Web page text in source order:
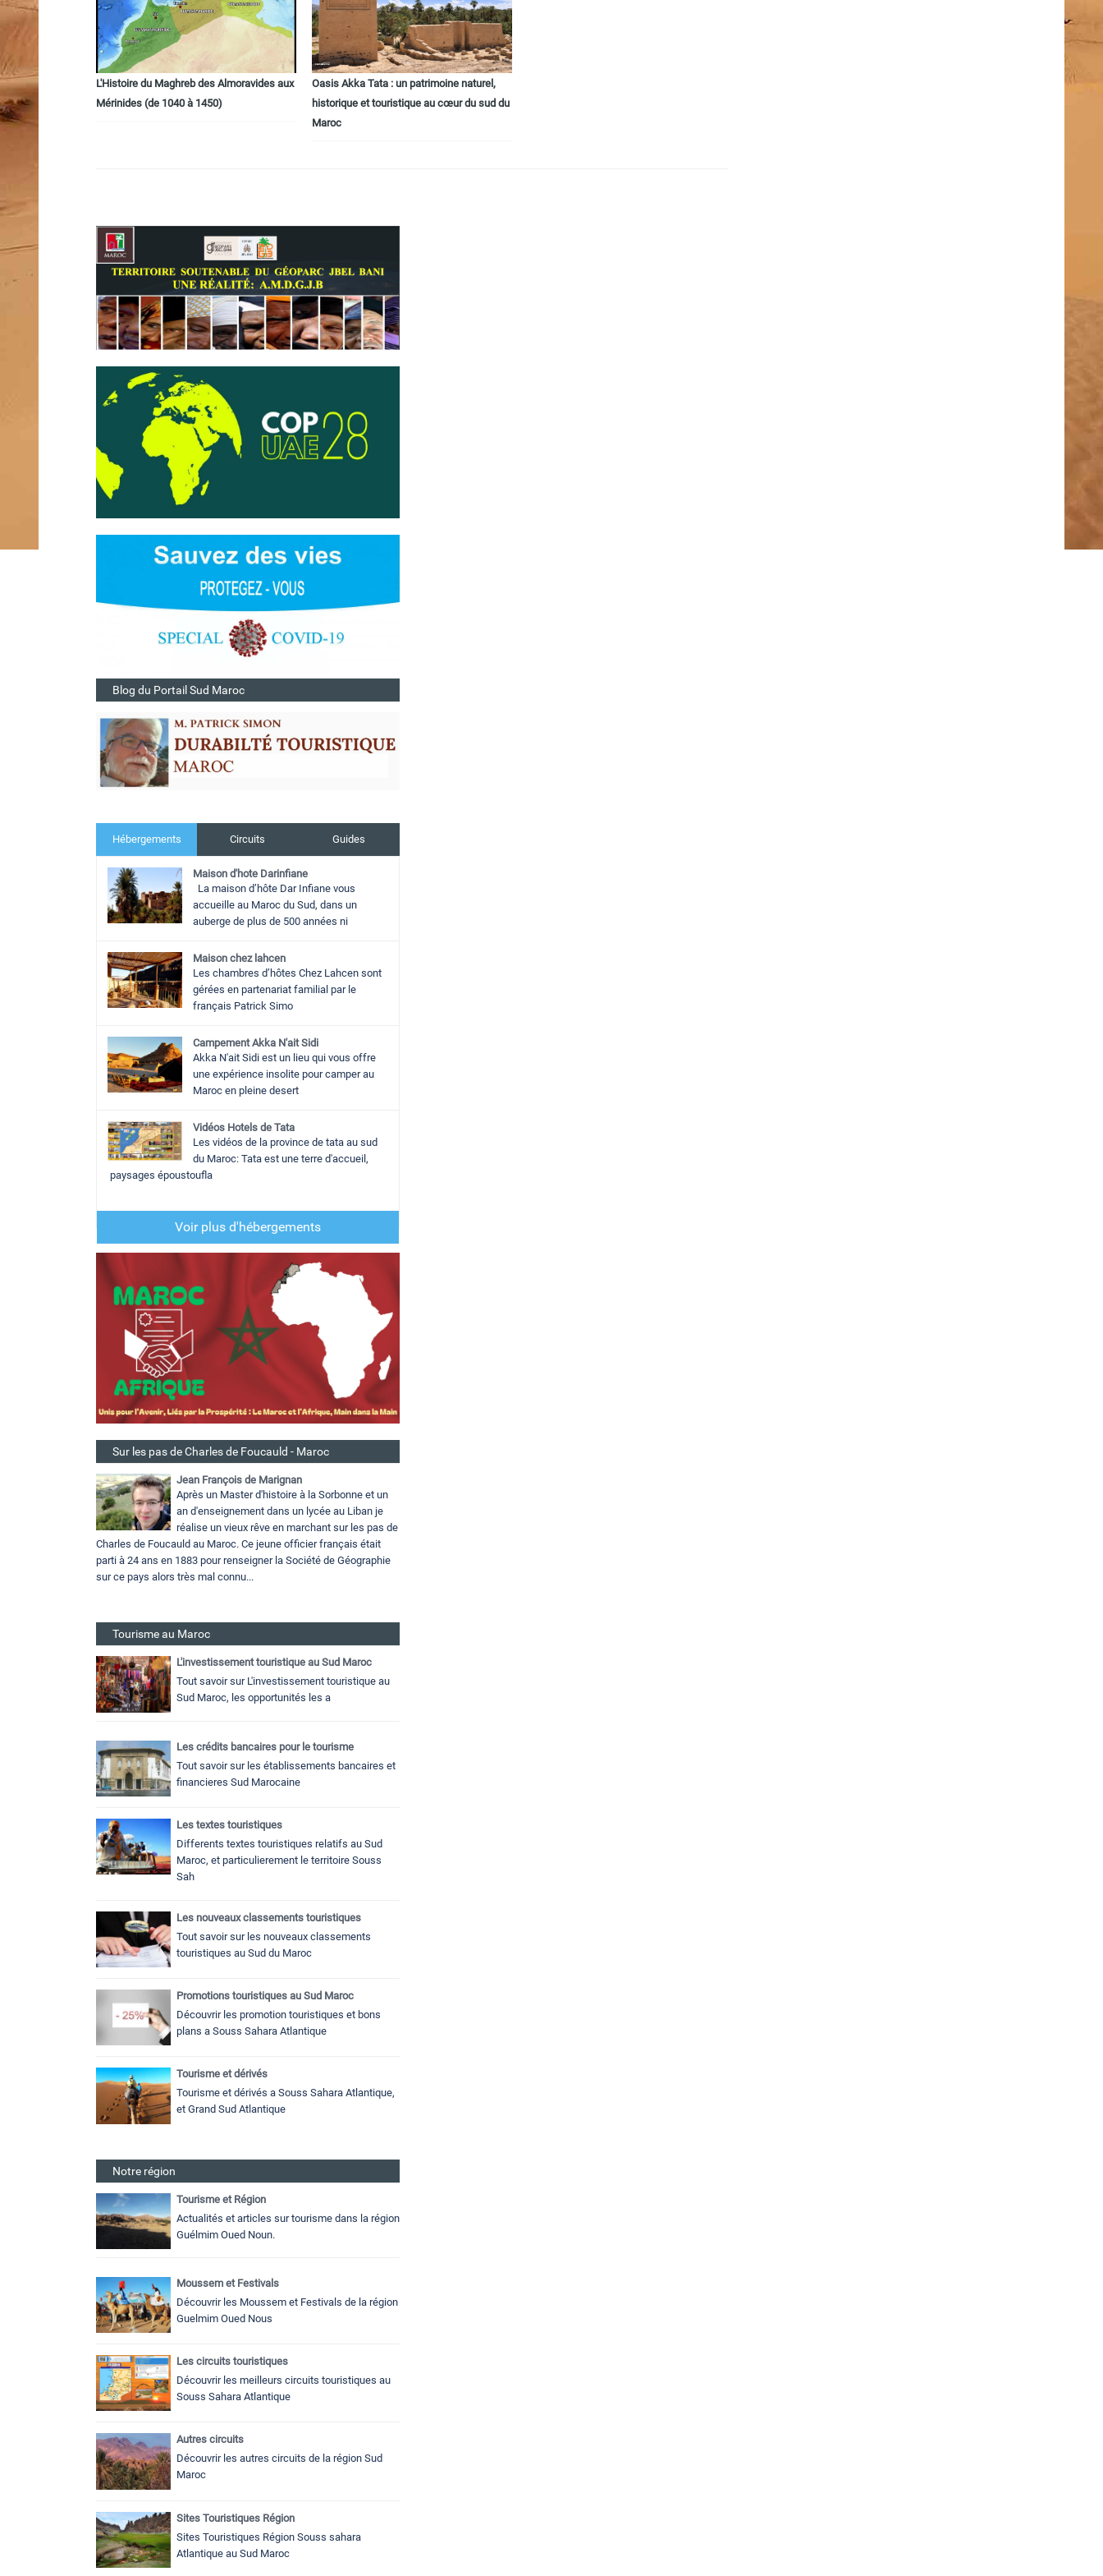
L'Histoire du Maghreb des Almoravides aux
Mérinides (de 1040 à 1450)
Oasis Akka Tata : un patrimoine naturel,
historique et touristique au cœur du sud du
Maroc
Blog du Portail Sud Maroc
Hébergements Circuits Guides
Maison d'hote Darinfiane
La maison d’hôte Dar Infiane vous
accueille au Maroc du Sud, dans un
auberge de plus de 500 années ni
Maison chez lahcen
Les chambres d’hôtes Chez Lahcen sont
gérées en partenariat familial par le
français Patrick Simo
Campement Akka N'ait Sidi
Akka N'ait Sidi est un lieu qui vous offre
une expérience insolite pour camper au
Maroc en pleine desert
Vidéos Hotels de Tata
Les vidéos de la province de tata au sud
du Maroc: Tata est une terre d'accueil,
paysages époustoufla
Voir plus d'hébergements
Sur les pas de Charles de Foucauld - Maroc
Jean François de Marignan
Après un Master d'histoire à la Sorbonne et un
an d'enseignement dans un lycée au Liban je
réalise un vieux rêve en marchant sur les pas de
Charles de Foucauld au Maroc. Ce jeune officier français était
parti à 24 ans en 1883 pour renseigner la Société de Géographie
sur ce pays alors très mal connu...
Tourisme au Maroc
L'investissement touristique au Sud Maroc
Tout savoir sur L'investissement touristique au
Sud Maroc, les opportunités les a
Les crédits bancaires pour le tourisme
Tout savoir sur les établissements bancaires et
financieres Sud Marocaine
Les textes touristiques
Differents textes touristiques relatifs au Sud
Maroc, et particulierement le territoire Souss
Sah
Les nouveaux classements touristiques
Tout savoir sur les nouveaux classements
touristiques au Sud du Maroc
Promotions touristiques au Sud Maroc
Découvrir les promotion touristiques et bons
plans a Souss Sahara Atlantique
Tourisme et dérivés
Tourisme et dérivés a Souss Sahara Atlantique,
et Grand Sud Atlantique
Notre région
Tourisme et Région
Actualités et articles sur tourisme dans la région
Guélmim Oued Noun.
Moussem et Festivals
Découvrir les Moussem et Festivals de la région
Guelmim Oued Nous
Les circuits touristiques
Découvrir les meilleurs circuits touristiques au
Souss Sahara Atlantique
Autres circuits
Découvrir les autres circuits de la région Sud
Maroc
Sites Touristiques Région
Sites Touristiques Région Souss sahara
Atlantique au Sud Maroc